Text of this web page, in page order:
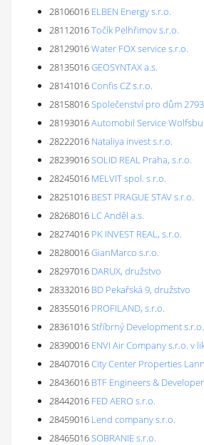
28106016 ELBEN Energy s.r.o.
28112016Točík Pelhřimov s.r.o.
28129016Water FOX service s.r.o.
28135016GEOSYNTAX a.s.
28141016Confis CZ s.r.o.
28158016Společenství pro dům
28193016Automobil Service
28222016 Nataliya invest s.r.o.
28239016SOLID REAL Praha, s.r.o.
28245016 MELVIT spol. s r.o.
28251016 BEST PRAGUE STAV s.r.o.
28268016 LC Anděl a.s.
28274016 PK INVEST REAL, s.r.o.
28280016GianMarco s.r.o.
28297016 DARUX, družstvo
28332016 BD Pekařská 9, družstvo
28355016 PROFILAND, s.r.o.
28361016Stříbrný Development s.r.o.
28390016 ENVI Air Company s.r.o. v
28407016City Center Properties
28436016 BTF Engineers &
28442016 FED AERO s.r.o.
28459016 Lend company s.r.o.
28465016SOBRANIE s.r.o.